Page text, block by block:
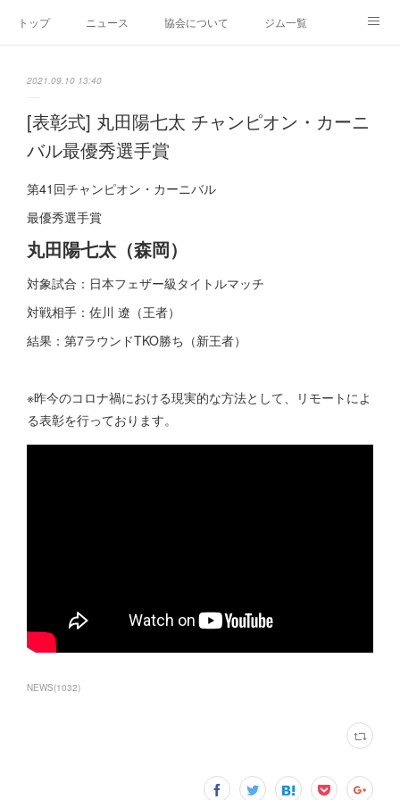
トップ ニュース 協会について ジム一覧
2021.09.10 13:40
[表彰式] 丸田陽七太 チャンピオン・カーニ
バル最優秀選手賞
第41回チャンピオン・カーニバル
最優秀選手賞
丸田陽七太（森岡）
対象試合：日本フェザー級タイトルマッチ
対戦相手：佐川 遼（王者）
結果：第7ラウンドTKO勝ち（新王者）
※昨今のコロナ禍における現実的な方法として、リモートによ
る表彰を行っております。
NEWS(1032)